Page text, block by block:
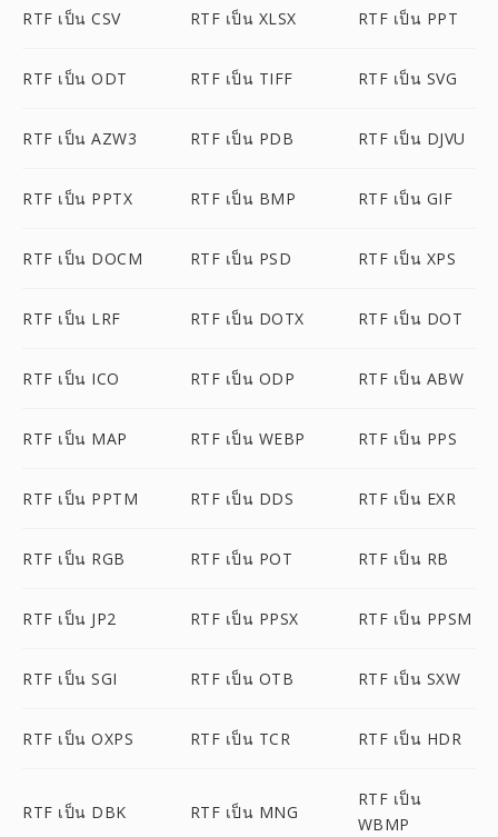
RTF เป็น CSV RTF เป็น XLSX RTF เป็น PPT
RTF เป็น ODT RTF เป็น TIFF RTF เป็น SVG
RTF เป็น AZW3 RTF เป็น PDB RTF เป็น DJVU
RTF เป็น PPTX RTF เป็น BMP RTF เป็น GIF
RTF เป็น DOCM RTF เป็น PSD RTF เป็น XPS
RTF เป็น LRF RTF เป็น DOTX RTF เป็น DOT
RTF เป็น ICO RTF เป็น ODP RTF เป็น ABW
RTF เป็น MAP RTF เป็น WEBP RTF เป็น PPS
RTF เป็น PPTM RTF เป็น DDS RTF เป็น EXR
RTF เป็น RGB RTF เป็น POT RTF เป็น RB
RTF เป็น JP2 RTF เป็น PPSX RTF เป็น PPSM
RTF เป็น SGI RTF เป็น OTB RTF เป็น SXW
RTF เป็น OXPS RTF เป็น TCR RTF เป็น HDR
RTF เป็น DBK RTF เป็น MNG
RTF เป็น
WBMP